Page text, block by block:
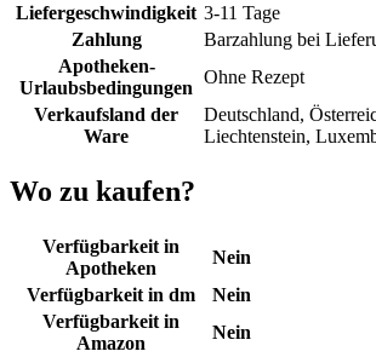
Liefergeschwindigkeit 3-11 Tage
Zahlung
Barzahlung bei
Apotheken-
Urlaubsbedingungen
Ohne Rezept
Verkaufsland der
Ware
Deutschland,
Liechtenstein,
Wo zu kaufen?
Verfügbarkeit in
Apotheken
Nein
Verfügbarkeit in dm
Nein
Verfügbarkeit in
Amazon
Nein